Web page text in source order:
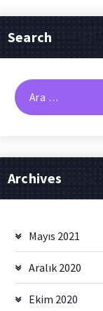
Search
Arama:
Archives
Mayıs 2021
Aralık 2020
Ekim 2020